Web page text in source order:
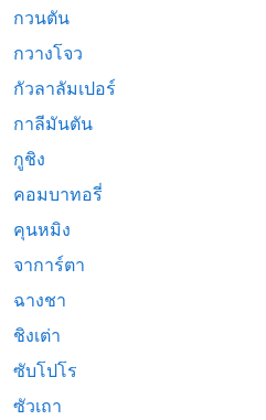
กวนตัน
กวางโจว
กัวลาลัมเปอร์
กาลีมันตัน
กูชิง
คอมบาทอรี่
คุนหมิง
จาการ์ตา
ฉางชา
ชิงเต่า
ซับโปโร
ซัวเถา